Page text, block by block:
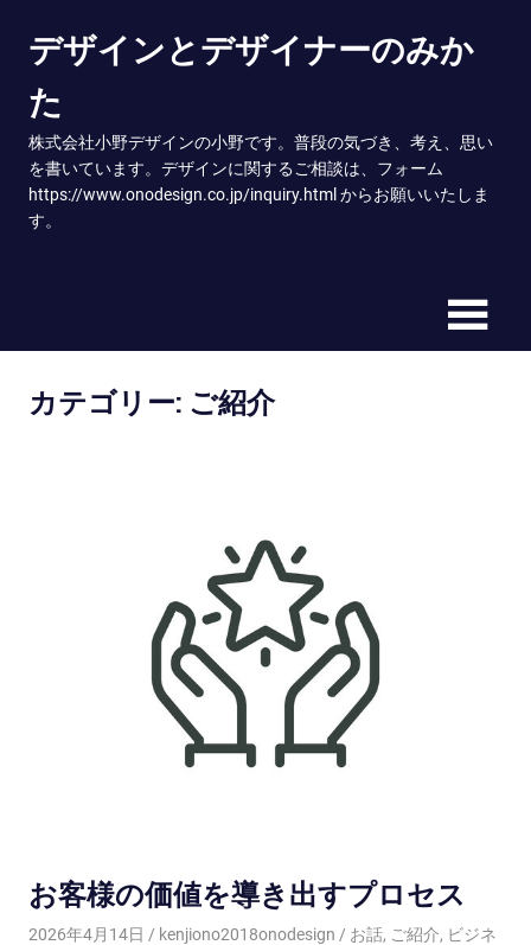
content
デザインとデザイナーのみか
た
株式会社小野デザインの小野です。普段の気づき、考え、思い
を書いています。デザインに関するご相談は、フォーム
https://www.onodesign.co.jp/inquiry.html からお願いいたしま
す。
カテゴリー: ご紹介
お客様の価値を導き出すプロセス
2026年4月14日 kenjiono2018onodesign お話, ご紹介, ビジネ